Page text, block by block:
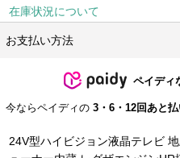
在庫状況について
お支払い方法
ペイディ
今ならペイディの 3・6・12回あと
24V型ハイビジョン液晶テレビ